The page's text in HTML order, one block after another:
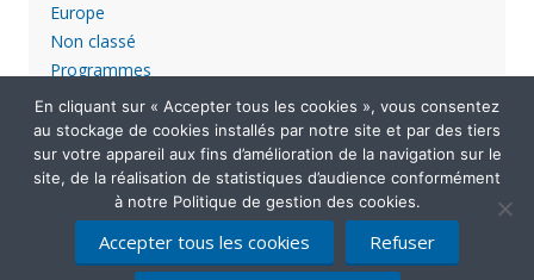
Europe
Non classé
Programmes
Mentions légales Politique de confidentialité
En cliquant sur « Accepter tous les cookies », vous consentez
au stockage de cookies installés par notre site et par des tiers
sur votre appareil aux fins d’amélioration de la navigation sur le
site, de la réalisation de statistiques d’audience conformément
à notre Politique de gestion des cookies.
Accepter tous les cookies Refuser